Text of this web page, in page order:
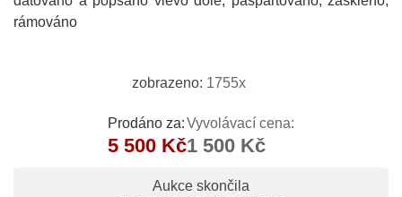
rámováno
zobrazeno: 1755x
Prodáno za:
5 500 Kč
Vyvolávací cena:
1 500 Kč
Aukce skončila